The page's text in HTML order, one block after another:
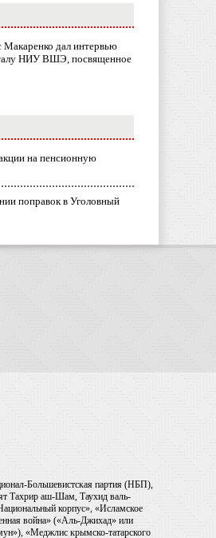
Макаренко дал интервью
НИУ ВШЭ, посвященное
на пенсионную
поправок в Уголовный
Большевистская партия (НБП),
Тахрир аш-Шам, Таухид валь-
корпус», «Исламское
война» («Аль-Джихад» или
«Меджлис крымско-татарского